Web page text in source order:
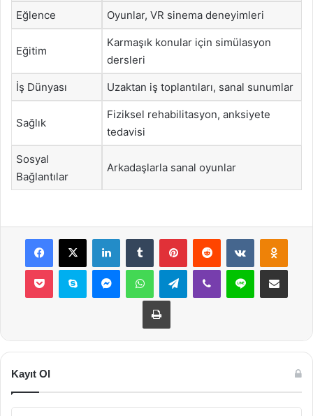
Eğlence Oyunlar, VR sinema deneyimleri
Eğitim
Karmaşık konular için simülasyon
dersleri
İş Dünyası Uzaktan iş toplantıları, sanal sunumlar
Sağlık
Fiziksel rehabilitasyon, anksiyete
tedavisi
Sosyal
Bağlantılar
Arkadaşlarla sanal oyunlar
Facebook
X LinkedInTumblr PinterestReddit VKontakte
Pocket Skype MessengerWhatsAppTelegramViber Line E-Posta ile
Yazdır
Kayıt Ol